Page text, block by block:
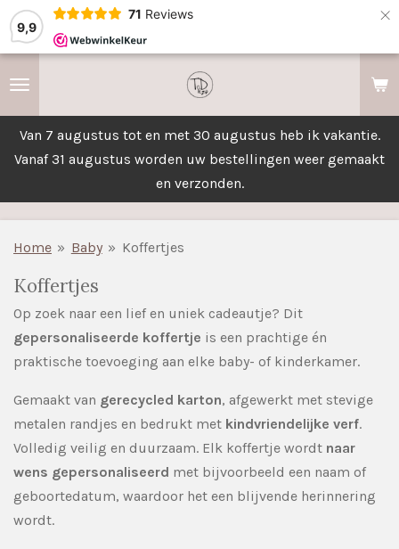
9,9
71 Reviews ×
Van 7 augustus tot en met 30 augustus heb ik vakantie.
Vanaf 31 augustus worden uw bestellingen weer gemaakt
en verzonden.
Home » Baby » Koffertjes
Koffertjes
Op zoek naar een lief en uniek cadeautje? Dit
gepersonaliseerde koffertje is een prachtige én
praktische toevoeging aan elke baby- of kinderkamer.
Gemaakt van gerecycled karton, afgewerkt met stevige
metalen randjes en bedrukt met kindvriendelijke verf.
Volledig veilig en duurzaam. Elk koffertje wordt naar
wens gepersonaliseerd met bijvoorbeeld een naam of
geboortedatum, waardoor het een blijvende herinnering
wordt.